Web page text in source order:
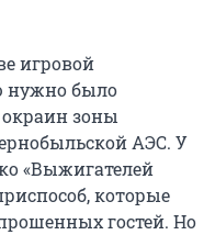
игровой
нужно было
зоны
АЭС. У
«Выжигателей
которые
гостей. Но